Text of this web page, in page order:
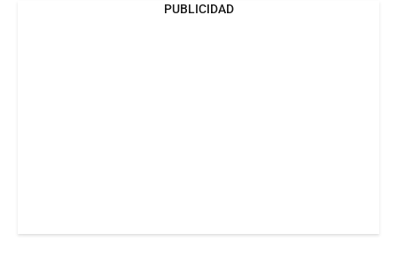
PUBLICIDAD